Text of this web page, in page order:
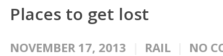
Places to get lost
NOVEMBER 17, 2013 RAIL NO